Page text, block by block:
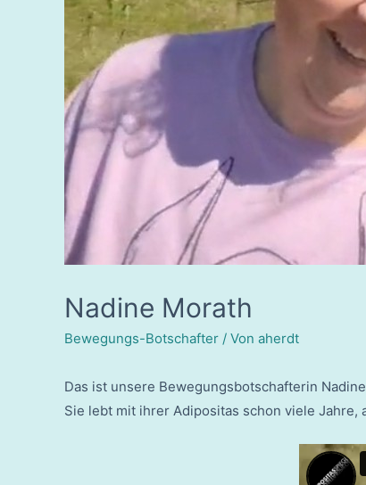
Nadine Morath
Bewegungs-Botschafter / Von aherdt
Das ist unsere Bewegungsbotschafterin
Sie lebt mit ihrer Adipositas schon viele